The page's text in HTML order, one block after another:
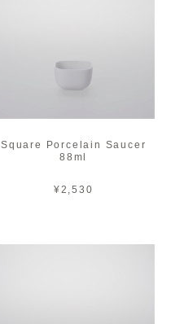
Square Porcelain Saucer
88ml
¥2,530